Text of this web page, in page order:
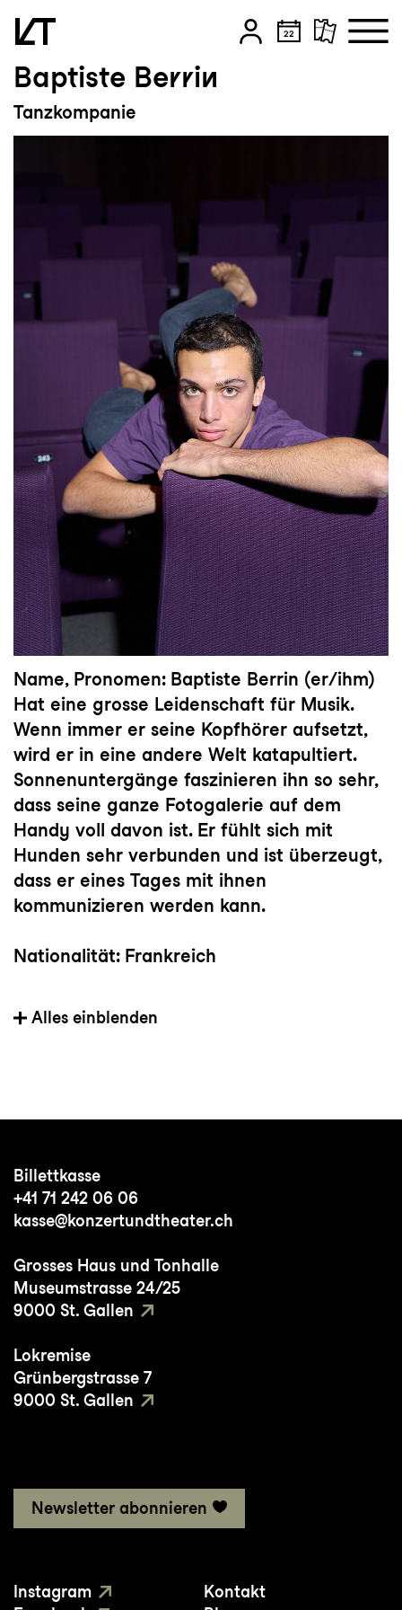
Zum Hauptinhalt springen
Zum Footer springen
Baptiste Berrin
Tanzkompanie
Name, Pronomen: Baptiste Berrin (er/ihm)
Hat eine grosse Leidenschaft für Musik.
Wenn immer er seine Kopfhörer aufsetzt,
wird er in eine andere Welt katapultiert.
Sonnenuntergänge faszinieren ihn so sehr,
dass seine ganze Fotogalerie auf dem
Handy voll davon ist. Er fühlt sich mit
Hunden sehr verbunden und ist überzeugt,
dass er eines Tages mit ihnen
kommunizieren werden kann.
Nationalität: Frankreich
Mitglied der Tanzkompanie seit: 2023
Jan Martens, Cathy Marston, Emanuel Gat
Bedeutsame Choreografien: Triptych von
Peeping Tom, Double Murder von Hofesh
Shechter, Sadeh21 von Ohad Naharin
Genève
Alles einblenden
Billettkasse
+41 71 242 06 06
kasse@konzertundtheater.ch
Grosses Haus und Tonhalle
Museumstrasse 24/25
9000 St. Gallen
Lokremise
Grünbergstrasse 7
9000 St. Gallen
Newsletter abonnieren
Instagram
Kontakt